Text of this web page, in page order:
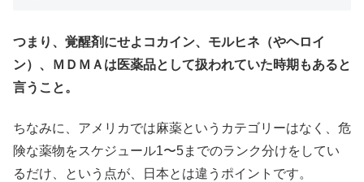
つまり、覚醒剤にせよコカイン、モルヒネ（やヘロイ
ン）、ＭＤＭＡは医薬品として扱われていた時期もあると
言うこと。
ちなみに、アメリカでは麻薬というカテゴリーはなく、危
険な薬物をスケジュール1〜5までのランク分けをしてい
るだけ、という点が、日本とは違うポイントです。